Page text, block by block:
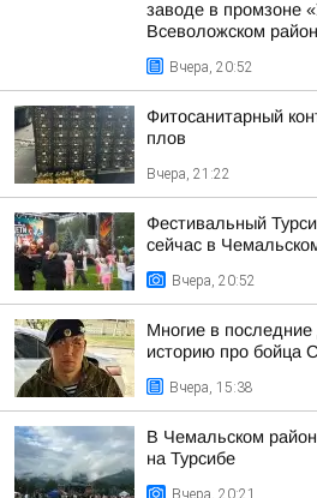
заводе в промзоне
Всеволожском
Вчера, 20:52
Фитосанитарный
плов
Вчера, 21:22
Фестивальный
сейчас в
Вчера, 20:52
Многие в
историю про бойца
Вчера, 15:38
В Чемальском
на Турсибе
Вчера, 20:21